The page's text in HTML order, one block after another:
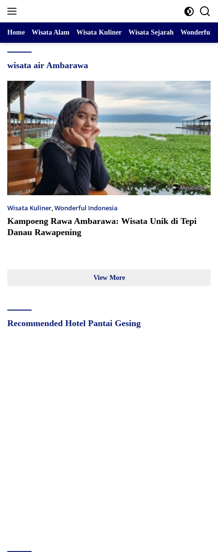
Home Wisata Alam Wisata Kuliner Wisata Sejarah Wonderful
wisata air Ambarawa
Wisata Kuliner,Wonderful Indonesia
Kampoeng Rawa Ambarawa: Wisata Unik di Tepi
Danau Rawapening
View More
Recommended Hotel Pantai Gesing